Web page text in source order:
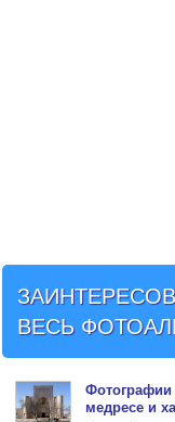
ВЕСЬ
Фотографии
медресе и